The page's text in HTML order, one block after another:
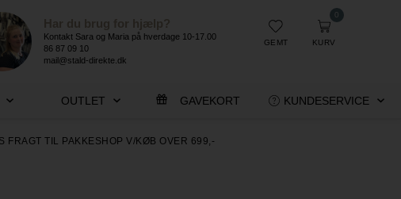
Har du brug for hjælp?
Kontakt Sara og Maria på hverdage 10-17.00
86 87 09 10
mail@stald-direkte.dk
GEMT
0
KURV
OUTLET GAVEKORT KUNDESERVICE
FRAGT TIL PAKKESHOP V/KØB OVER 699,-